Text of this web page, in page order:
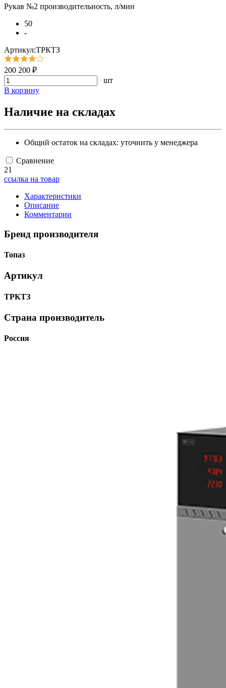
Рукав №2 производительность, л/мин
50
-
Артикул:ТРКТЗ
200 200 ₽
шт
В корзину
Наличие на складах
Общий остаток на складах: уточнить у менеджера
Сравнение
21
ссылка на товар
Характеристики
Описание
Комментарии
Бренд производителя
Топаз
Артикул
ТРКТЗ
Страна производитель
Россия